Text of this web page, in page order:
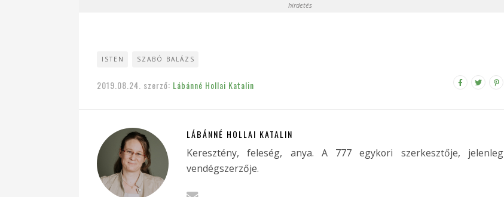
hirdetés
ISTEN SZABÓ BALÁZS
2019.08.24. szerző: Lábánné Hollai Katalin
LÁBÁNNÉ HOLLAI KATALIN
Keresztény, feleség, anya. A 777 egykori szerkesztője, jelenleg
vendégszerzője.